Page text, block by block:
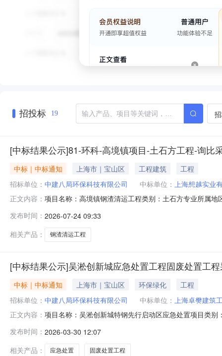
招投标 19
[中标结果公示]81-环科-高境镇项目-土石方工程-询比
中标｜中标通知 上海市｜宝山区 工程建筑
工程
招标单位： 中建八局环保科技有限公司 中标单位： 上海想越实业
正文内容： 项目名称：高境镇钢渣清运工程类别：土石方专业所属
发布时间： 2026-07-24 09:33
相关产品：
钢渣清运工程
[中标结果公示]吴淞创新城应急处置工程固废处置工
中标｜中标通知 上海市｜宝山区 环保绿化
工程
招标单位： 中建八局环保科技有限公司 中标单位： 上海卓樊建筑
正文内容： 项目名称：吴淞创新城特钢先行启动区应急处置项目类
发布时间： 2026-03-30 12:07
相关产品：
应急处置 固废处置工程